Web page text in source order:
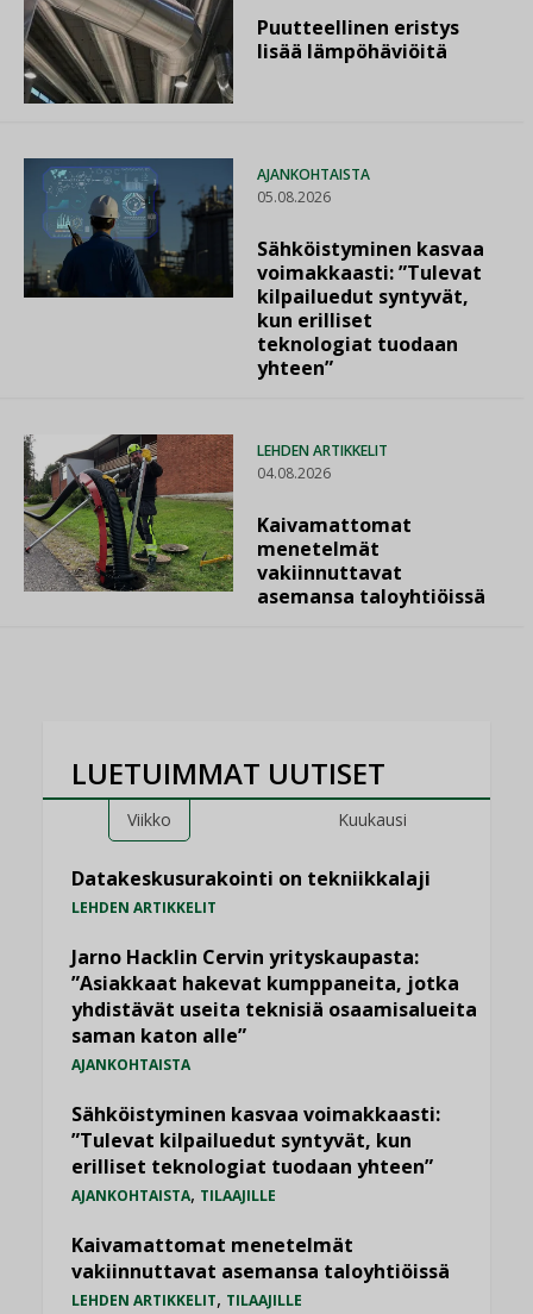
Puutteellinen eristys
lisää lämpöhäviöitä
AJANKOHTAISTA
05.08.2026
Sähköistyminen kasvaa
voimakkaasti: ”Tulevat
kilpailuedut syntyvät,
kun erilliset
teknologiat tuodaan
yhteen”
LEHDEN ARTIKKELIT
04.08.2026
Kaivamattomat
menetelmät
vakiinnuttavat
asemansa taloyhtiöissä
LUETUIMMAT UUTISET
Viikko Kuukausi
Datakeskusurakointi on tekniikkalaji
LEHDEN ARTIKKELIT
Jarno Hacklin Cervin yrityskaupasta:
”Asiakkaat hakevat kumppaneita, jotka
yhdistävät useita teknisiä osaamisalueita
saman katon alle”
AJANKOHTAISTA
Sähköistyminen kasvaa voimakkaasti:
”Tulevat kilpailuedut syntyvät, kun
erilliset teknologiat tuodaan yhteen”
AJANKOHTAISTA, TILAAJILLE
Kaivamattomat menetelmät
vakiinnuttavat asemansa taloyhtiöissä
LEHDEN ARTIKKELIT, TILAAJILLE